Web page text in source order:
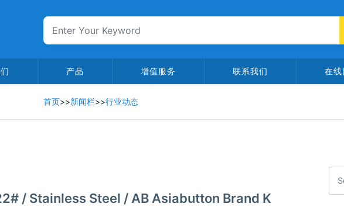
产品 增值服务 联系我们 在线
首页>>新闻栏>>行业动态
/ Stainless Steel / AB Asiabutton Brand K